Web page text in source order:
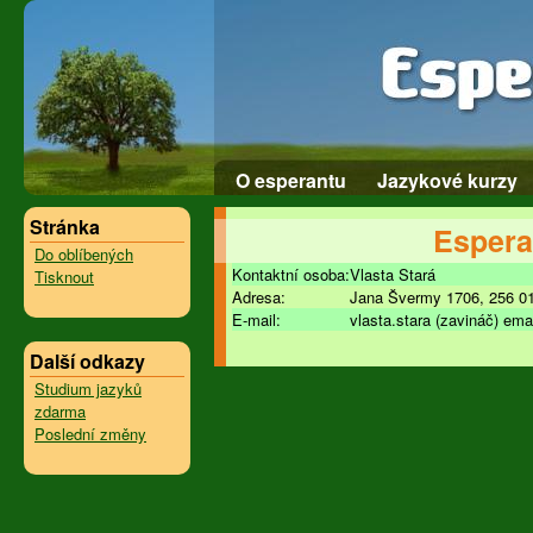
O esperantu
Jazykové kurzy
Stránka
Do oblíbených
Tisknout
Další odkazy
Studium jazyků
zdarma
Poslední změny
Kontaktní osoba:Vlasta Stará
Adresa:
Jana Švermy 1706, 256
E-mail:
vlasta.stara (zavináč)